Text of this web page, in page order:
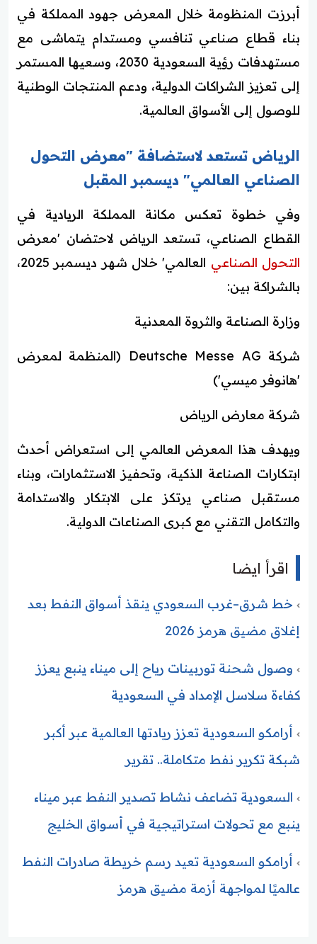
أبرزت المنظومة خلال المعرض جهود المملكة في
بناء قطاع صناعي تنافسي ومستدام يتماشى مع
مستهدفات رؤية السعودية 2030، وسعيها المستمر
إلى تعزيز الشراكات الدولية، ودعم المنتجات الوطنية
للوصول إلى الأسواق العالمية.
الرياض تستعد لاستضافة "معرض التحول
الصناعي العالمي" ديسمبر المقبل
وفي خطوة تعكس مكانة المملكة الريادية في
القطاع الصناعي، تستعد الرياض لاحتضان 'معرض
التحول الصناعي
العالمي' خلال شهر ديسمبر 2025،
بالشراكة بين:
وزارة الصناعة والثروة المعدنية
شركة Deutsche Messe AG (المنظمة لمعرض
'هانوفر ميسي')
شركة معارض الرياض
ويهدف هذا المعرض العالمي إلى استعراض أحدث
ابتكارات الصناعة الذكية، وتحفيز الاستثمارات، وبناء
مستقبل صناعي يرتكز على الابتكار والاستدامة
والتكامل التقني مع كبرى الصناعات الدولية.
اقرأ ايضا
خط شرق–غرب السعودي ينقذ أسواق النفط بعد
إغلاق مضيق هرمز 2026
وصول شحنة توربينات رياح إلى ميناء ينبع يعزز
كفاءة سلاسل الإمداد في السعودية
أرامكو السعودية تعزز ريادتها العالمية عبر أكبر
شبكة تكرير نفط متكاملة.. تقرير
السعودية تضاعف نشاط تصدير النفط عبر ميناء
ينبع مع تحولات استراتيجية في أسواق الخليج
أرامكو السعودية تعيد رسم خريطة صادرات النفط
عالميًا لمواجهة أزمة مضيق هرمز